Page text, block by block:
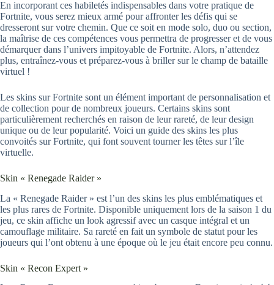
En incorporant ces habiletés indispensables dans votre pratique de
Fortnite, vous serez mieux armé pour affronter les défis qui se
dresseront sur votre chemin. Que ce soit en mode solo, duo ou section,
la maîtrise de ces compétences vous permettra de progresser et de vous
démarquer dans l’univers impitoyable de Fortnite. Alors, n’attendez
plus, entraînez-vous et préparez-vous à briller sur le champ de bataille
virtuel !
Les skins sur Fortnite sont un élément important de personnalisation et
de collection pour de nombreux joueurs. Certains skins sont
particulièrement recherchés en raison de leur rareté, de leur design
unique ou de leur popularité. Voici un guide des skins les plus
convoités sur Fortnite, qui font souvent tourner les têtes sur l’île
virtuelle.
Skin « Renegade Raider »
La « Renegade Raider » est l’un des skins les plus emblématiques et
les plus rares de Fortnite. Disponible uniquement lors de la saison 1 du
jeu, ce skin affiche un look agressif avec un casque intégral et un
camouflage militaire. Sa rareté en fait un symbole de statut pour les
joueurs qui l’ont obtenu à une époque où le jeu était encore peu connu.
Skin « Recon Expert »